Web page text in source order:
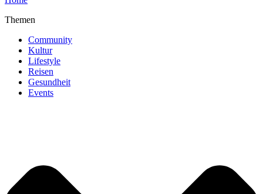
Themen
Community
Kultur
Lifestyle
Reisen
Gesundheit
Events